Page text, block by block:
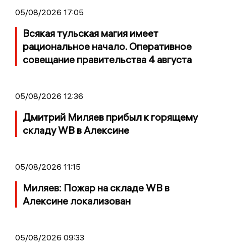
05/08/2026 17:05
Всякая тульская магия имеет
рациональное начало. Оперативное
совещание правительства 4 августа
05/08/2026 12:36
Дмитрий Миляев прибыл к горящему
складу WB в Алексине
05/08/2026 11:15
Миляев: Пожар на складе WB в
Алексине локализован
05/08/2026 09:33